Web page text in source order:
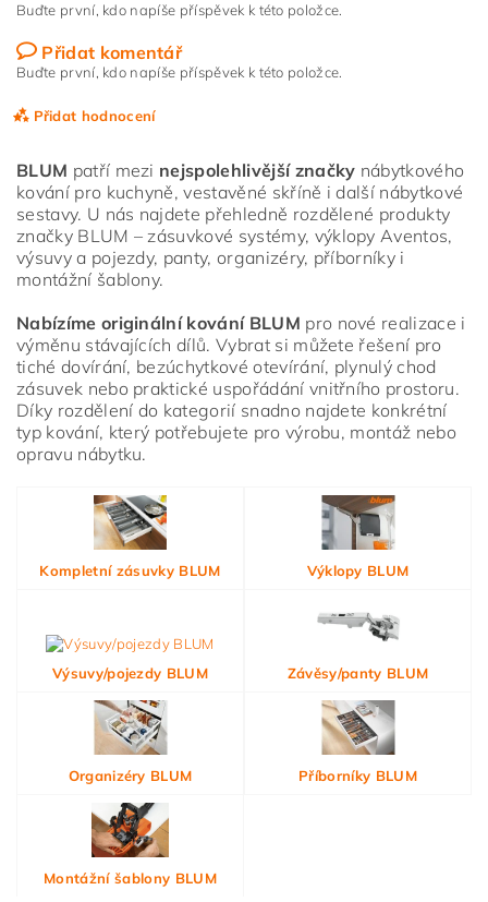
Buďte první, kdo napíše příspěvek k této položce.
Přidat komentář
Buďte první, kdo napíše příspěvek k této položce.
Přidat hodnocení
Vložením hodnocení souhlasíte s
osobních údajů
BLUM patří mezi nejspolehlivější značky nábytkového
kování pro kuchyně, vestavěné skříně i další nábytkové
sestavy. U nás najdete přehledně rozdělené produkty
značky BLUM – zásuvkové systémy, výklopy Aventos,
výsuvy a pojezdy, panty, organizéry, příborníky i
montážní šablony.
Nabízíme originální kování BLUM pro nové realizace i
výměnu stávajících dílů. Vybrat si můžete řešení pro
tiché dovírání, bezúchytkové otevírání, plynulý chod
zásuvek nebo praktické uspořádání vnitřního prostoru.
Díky rozdělení do kategorií snadno najdete konkrétní
typ kování, který potřebujete pro výrobu, montáž nebo
opravu nábytku.
Kompletní zásuvky BLUM Výklopy BLUM
Výsuvy/pojezdy BLUM Závěsy/panty BLUM
Organizéry BLUM Příborníky BLUM
Montážní šablony BLUM